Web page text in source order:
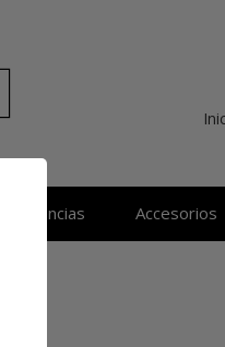
Resistencias Accesorios